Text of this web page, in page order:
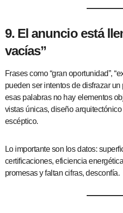
9. El anuncio está
vacías”
Frases como “gran oportunidad”,
pueden ser intentos de disfrazar
esas palabras no hay elementos
vistas únicas, diseño
escéptico.
Lo importante son los datos:
certificaciones, eficiencia
promesas y faltan cifras, desconfía.